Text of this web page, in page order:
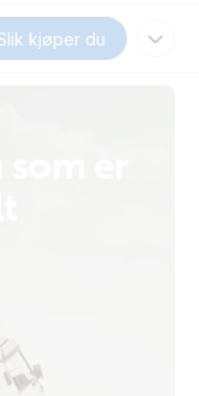
kjøper du